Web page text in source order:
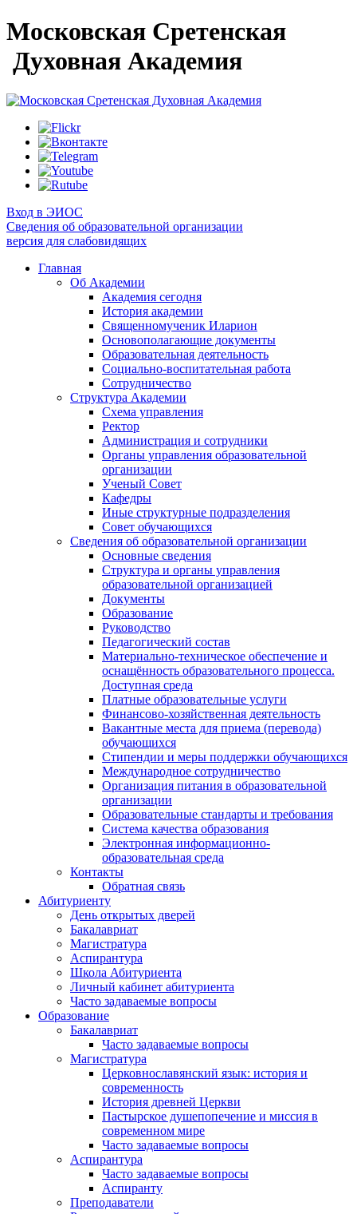
Московская Сретенская
Духовная Академия
Вход в ЭИОС
Сведения об образовательной организации
версия для слабовидящих
Главная
Об Академии
Академия сегодня
История академии
Священномученик Иларион
Основополагающие документы
Образовательная деятельность
Социально-воспитательная работа
Сотрудничество
Структура Академии
Схема управления
Ректор
Администрация и сотрудники
Органы управления образовательной
организации
Ученый Совет
Кафедры
Иные структурные подразделения
Совет обучающихся
Сведения об образовательной организации
Основные сведения
Структура и органы управления
образовательной организацией
Документы
Образование
Руководство
Педагогический состав
Материально-техническое обеспечение и
оснащённость образовательного процесса.
Доступная среда
Платные образовательные услуги
Финансово-хозяйственная деятельность
Вакантные места для приема (перевода)
обучающихся
Стипендии и меры поддержки обучающихся
Международное сотрудничество
Организация питания в образовательной
организации
Образовательные стандарты и требования
Система качества образования
Электронная информационно-
образовательная среда
Контакты
Обратная связь
Абитуриенту
День открытых дверей
Бакалавриат
Магистратура
Аспирантура
Школа Абитуриента
Личный кабинет абитуриента
Часто задаваемые вопросы
Образование
Бакалавриат
Часто задаваемые вопросы
Магистратура
Церковнославянский язык: история и
современность
История древней Церкви
Пастырское душепопечение и миссия в
современном мире
Часто задаваемые вопросы
Аспирантура
Часто задаваемые вопросы
Аспиранту
Преподаватели